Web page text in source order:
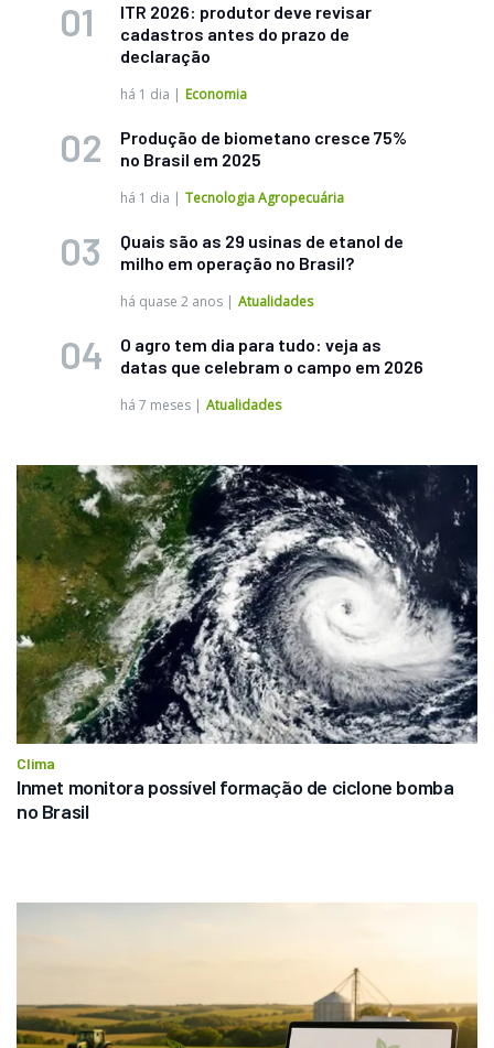
ITR 2026: produtor deve revisar
cadastros antes do prazo de
declaração
há 1 dia | Economia
Produção de biometano cresce 75%
no Brasil em 2025
há 1 dia | Tecnologia Agropecuária
Quais são as 29 usinas de etanol de
milho em operação no Brasil?
há quase 2 anos | Atualidades
O agro tem dia para tudo: veja as
datas que celebram o campo em 2026
há 7 meses | Atualidades
Clima
Inmet monitora possível formação de ciclone bomba
no Brasil